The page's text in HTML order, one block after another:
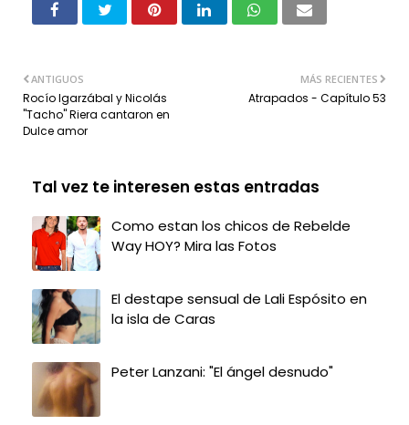
MÁS RECIENTES
Atrapados - Capítulo 53
ANTIGUOS
Rocío Igarzábal y Nicolás
"Tacho" Riera cantaron en
Dulce amor
Tal vez te interesen estas entradas
Como estan los chicos de Rebelde
Way HOY? Mira las Fotos
El destape sensual de Lali Espósito en
la isla de Caras
Peter Lanzani: "El ángel desnudo"